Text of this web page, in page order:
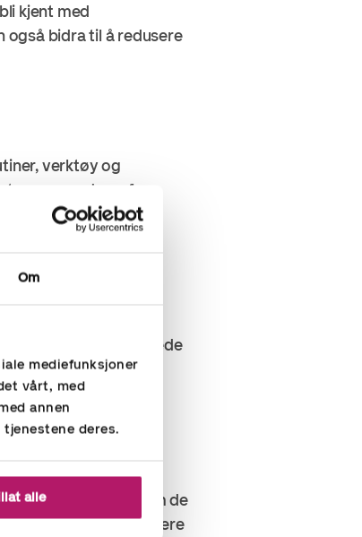
Om
mediefunksjoner
vårt, med
annen
deres.
alle
kjent med
også bidra til å redusere
verktøy og
og prosedyrer for
og den bør
mål og forventede
til å unngå
arbeid
de har det og om de
for å diskutere